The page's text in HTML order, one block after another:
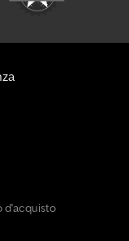
d'acquisto